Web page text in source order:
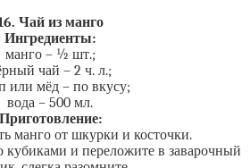
Чай из манго
Ингредиенты:
манго – ½ шт.;
чай – 2 ч. л.;
или мёд – по вкусу;
вода – 500 мл.
Приготовление:
манго от шкурки и косточки.
кубиками и переложите в заварочный